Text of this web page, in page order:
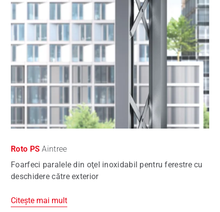
Roto PS Aintree
Foarfeci paralele din oţel inoxidabil pentru ferestre cu
deschidere către exterior
Citește mai mult